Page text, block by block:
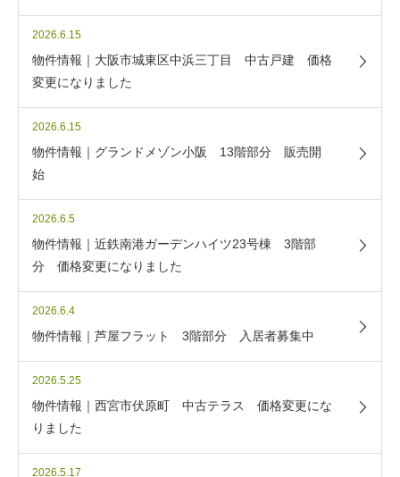
2026.6.15
物件情報｜大阪市城東区中浜三丁目 中古戸建 価格
変更になりました
2026.6.15
物件情報｜グランドメゾン小阪 13階部分 販売開
始
2026.6.5
物件情報｜近鉄南港ガーデンハイツ23号棟 3階部
分 価格変更になりました
2026.6.4
物件情報｜芦屋フラット 3階部分 入居者募集中
2026.5.25
物件情報｜西宮市伏原町 中古テラス 価格変更にな
りました
2026.5.17